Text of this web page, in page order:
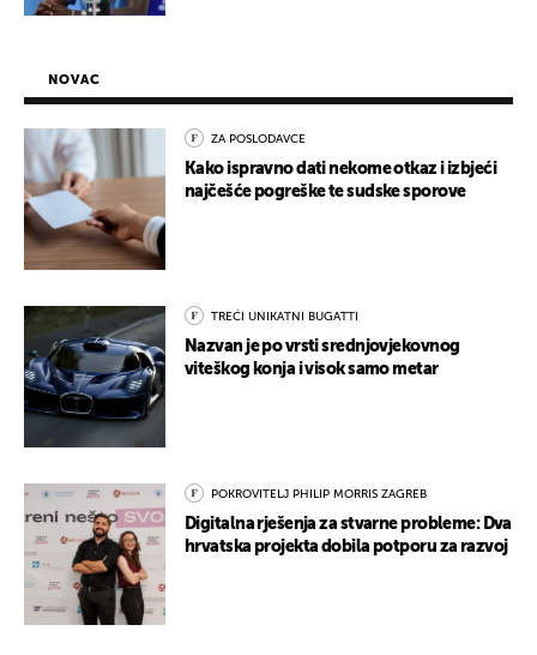
NOVAC
ZA POSLODAVCE
Kako ispravno dati nekome otkaz i izbjeći
najčešće pogreške te sudske sporove
TREĆI UNIKATNI BUGATTI
Nazvan je po vrsti srednjovjekovnog
viteškog konja i visok samo metar
POKROVITELJ PHILIP MORRIS ZAGREB
Digitalna rješenja za stvarne probleme: Dva
hrvatska projekta dobila potporu za razvoj